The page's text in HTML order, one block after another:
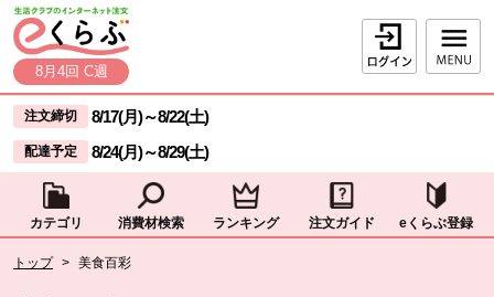
ページの先頭です。
本文へジャンプする。
8月4回 C週
ログイン
ここからサイト内共通メニューです。
サイト内共通メニューをスキップする
注文締切 8/17(月)～8/22(土)
配達予定 8/24(月)～8/29(土)
カテゴリ 消費材検索 ランキング 注文ガイド eくらぶ登録
トップ > 美食百彩